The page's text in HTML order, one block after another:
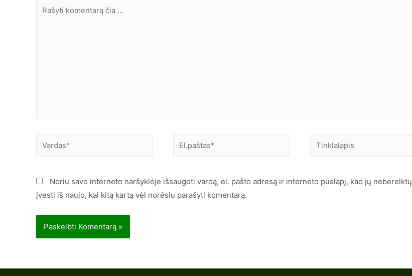
Noriu savo interneto naršyklėje išsaugoti vardą, el. pašto adresą ir interneto puslapį, kad jų nebereiktų
įvesti iš naujo, kai kitą kartą vėl norėsiu parašyti komentarą.